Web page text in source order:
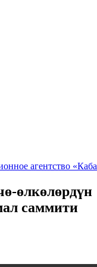
өлкөлөрдүн
саммити